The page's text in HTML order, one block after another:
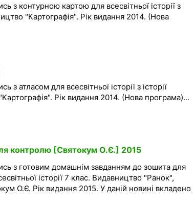
з контурною картою для всесвітньої історії з
"Картографія". Рік видання 2014. (Нова
атласом для всесвітньої історії з історії
Рік видання 2014. (Нова програма)...
контролю [Святокум О.Є.] 2015
з готовим домашнім завданням до зошита для
історії 7 клас. Видавництво "Ранок",
О.Є. Рік видання 2015. У даній новині вкладено